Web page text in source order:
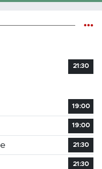
21:30
19:00
19:00
21:30
21:30